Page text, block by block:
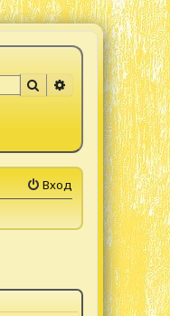
Поиск Расширенный
Вход